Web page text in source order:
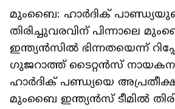
മുംബൈ: ഹാര്‍ദിക്
തിരിച്ചുവരവിന് പിന്നാലെ
ഇന്ത്യന്‍സില്‍ ഭിന്നതയെന്ന്
ഗുജറാത്ത് ടൈറ്റന്‍സ്
ഹാര്‍ദിക് പണ്ഡ്യയെ
മുംബൈ ഇന്ത്യന്‍സ് ടീമില്‍